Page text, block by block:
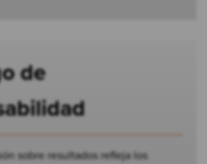
de
sobre resultados refleja los